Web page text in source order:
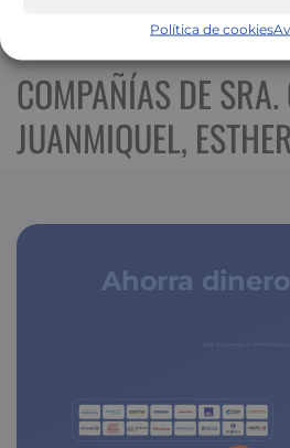
Política de cookies
COMPAÑÍAS DE SRA.
JUANMIQUEL, ESTHER
Ahorra